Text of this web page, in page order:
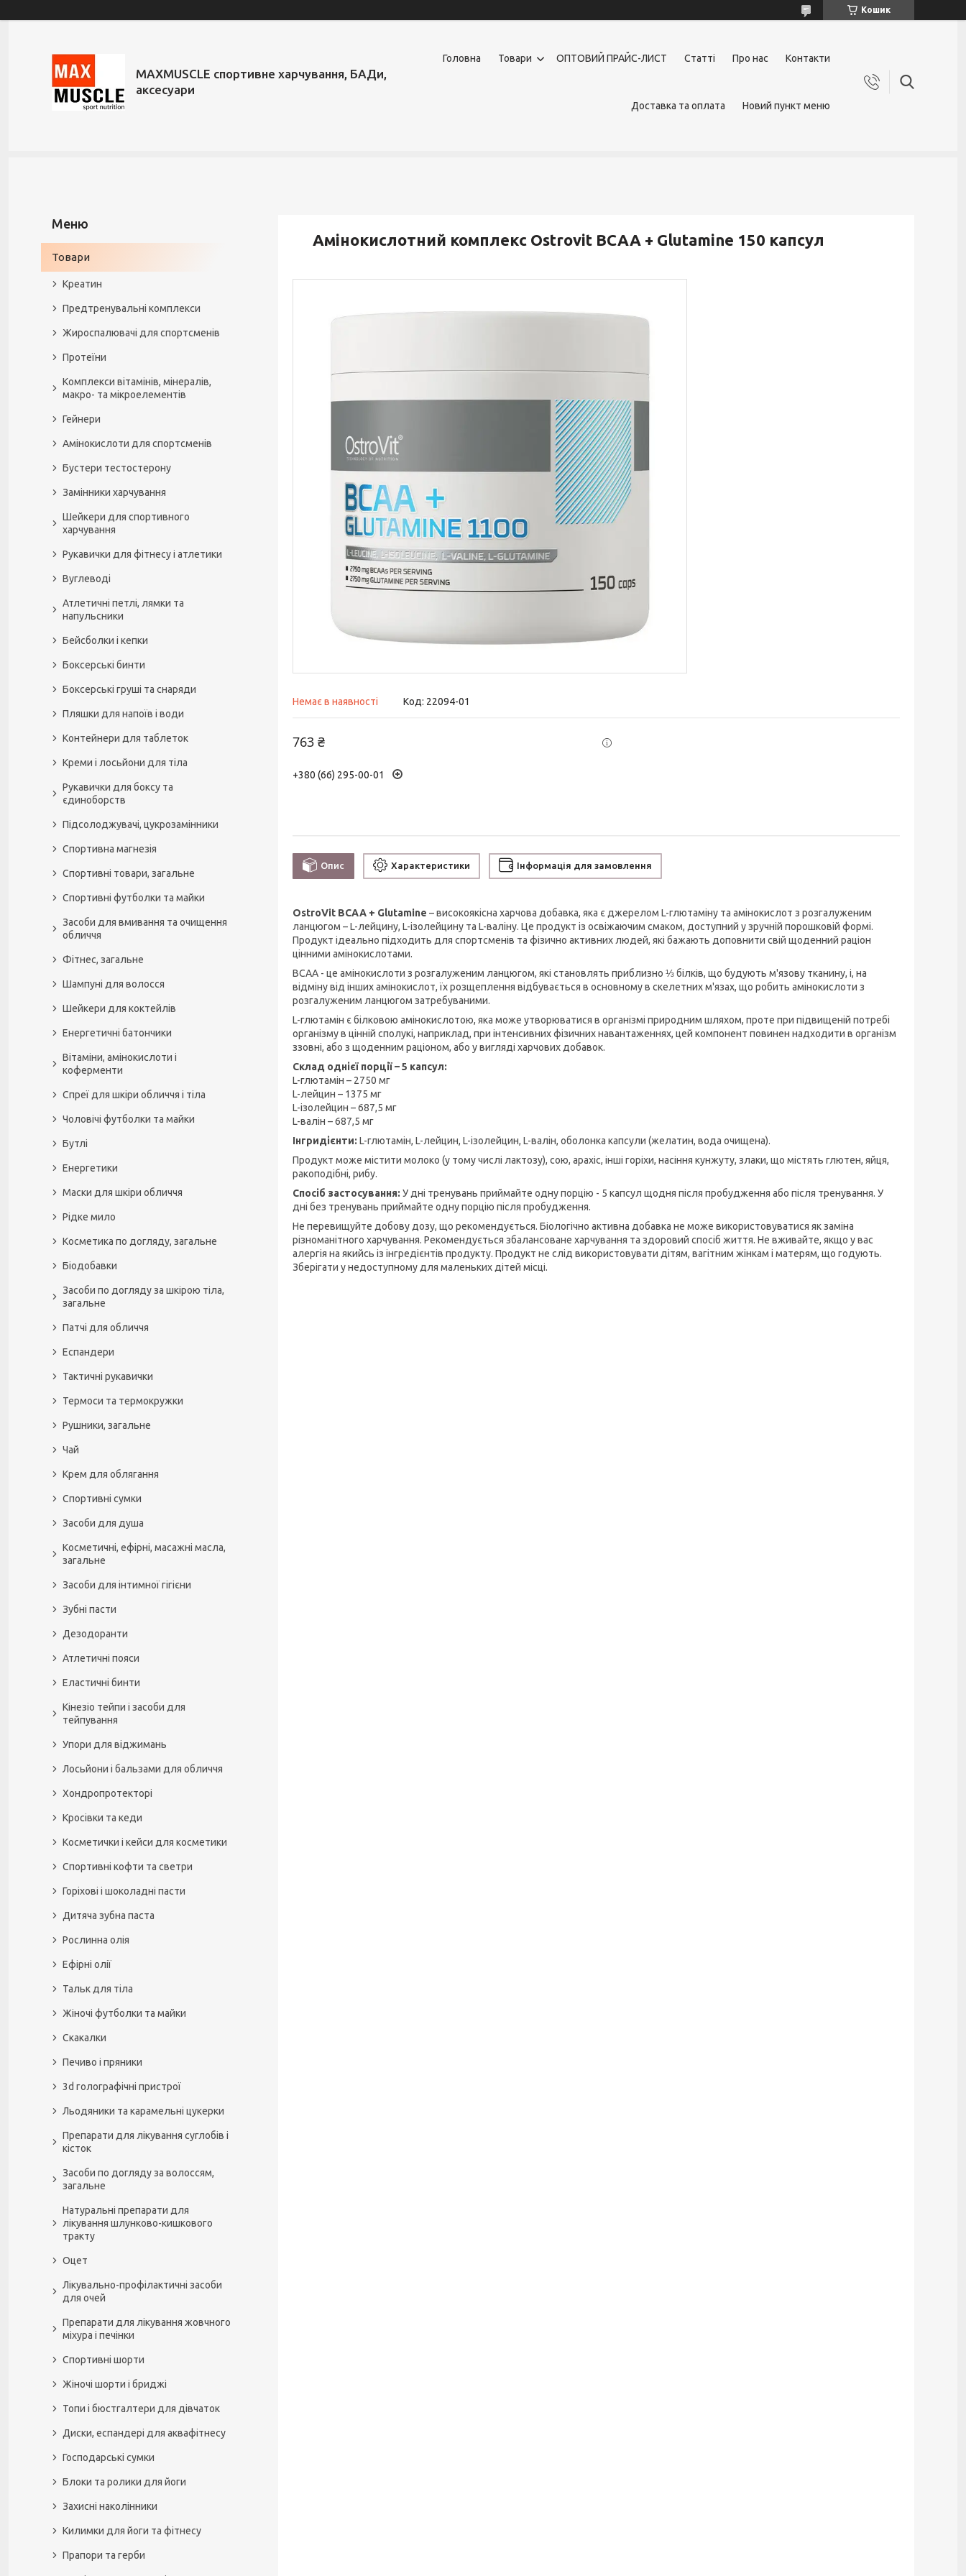
Кошик
MAXMUSCLE спортивне харчування, БАДи,
аксесуари
Головна Товари OПТОВИЙ ПРАЙС-ЛИСТ Статті Про нас Контакти
Доставка та оплата Новий пункт меню
Амінокислотний комплекс Ostrovit BCAA + Glutamine 150 капсул
Немає в наявності Код: 22094-01
763 ₴
+380 (66) 295-00-01
Опис Характеристики Інформація для замовлення
OstroVit BCAA + Glutamine – високоякісна харчова добавка, яка є джерелом L-глютаміну та амінокислот з розгалуженим
ланцюгом – L-лейцину, L-ізолейцину та L-валіну. Це продукт із освіжаючим смаком, доступний у зручній порошковій формі.
Продукт ідеально підходить для спортсменів та фізично активних людей, які бажають доповнити свій щоденний раціон
цінними амінокислотами.
BCAA - це амінокислоти з розгалуженим ланцюгом, які становлять приблизно ⅓ білків, що будують м'язову тканину, і, на
відміну від інших амінокислот, їх розщеплення відбувається в основному в скелетних м'язах, що робить амінокислоти з
розгалуженим ланцюгом затребуваними.
L-глютамін є білковою амінокислотою, яка може утворюватися в організмі природним шляхом, проте при підвищеній потребі
організму в цінній сполукі, наприклад, при інтенсивних фізичних навантаженнях, цей компонент повинен надходити в організм
ззовні, або з щоденним раціоном, або у вигляді харчових добавок.
Склад однієї порції – 5 капсул:
L-глютамін – 2750 мг
L-лейцин – 1375 мг
L-ізолейцин – 687,5 мг
L-валін – 687,5 мг
Інгридієнти: L-глютамін, L-лейцин, L-ізолейцин, L-валін, оболонка капсули (желатин, вода очищена).
Продукт може містити молоко (у тому числі лактозу), сою, арахіс, інші горіхи, насіння кунжуту, злаки, що містять глютен, яйця,
ракоподібні, рибу.
Спосіб застосування: У дні тренувань приймайте одну порцію - 5 капсул щодня після пробудження або після тренування. У
дні без тренувань приймайте одну порцію після пробудження.
Не перевищуйте добову дозу, що рекомендується. Біологічно активна добавка не може використовуватися як заміна
різноманітного харчування. Рекомендується збалансоване харчування та здоровий спосіб життя. Не вживайте, якщо у вас
алергія на якийсь із інгредієнтів продукту. Продукт не слід використовувати дітям, вагітним жінкам і матерям, що годують.
Зберігати у недоступному для маленьких дітей місці.
Товари
Креатин
Предтренувальні комплекси
Жироспалювачі для спортсменів
Протеїни
Комплекси вітамінів, мінералів,
макро- та мікроелементів
Гейнери
Амінокислоти для спортсменів
Бустери тестостерону
Замінники харчування
Шейкери для спортивного
харчування
Рукавички для фітнесу і атлетики
Вуглеводі
Атлетичні петлі, лямки та
напульсники
Бейсболки і кепки
Боксерські бинти
Боксерські груші та снаряди
Пляшки для напоїв і води
Контейнери для таблеток
Креми і лосьйони для тіла
Рукавички для боксу та
єдиноборств
Підсолоджувачі, цукрозамінники
Спортивна магнезія
Спортивні товари, загальне
Спортивні футболки та майки
Засоби для вмивання та очищення
обличчя
Фітнес, загальне
Шампуні для волосся
Шейкери для коктейлів
Енергетичні батончики
Вітаміни, амінокислоти і
коферменти
Спреї для шкіри обличчя і тіла
Чоловічі футболки та майки
Бутлі
Енергетики
Маски для шкіри обличчя
Рідке мило
Косметика по догляду, загальне
Біодобавки
Засоби по догляду за шкірою тіла,
загальне
Патчі для обличчя
Еспандери
Тактичні рукавички
Термоси та термокружки
Рушники, загальне
Чай
Крем для облягання
Спортивні сумки
Засоби для душа
Косметичні, ефірні, масажні масла,
загальне
Засоби для інтимної гігієни
Зубні пасти
Дезодоранти
Атлетичні пояси
Еластичні бинти
Кінезіо тейпи і засоби для
тейпування
Упори для віджимань
Лосьйони і бальзами для обличчя
Хондропротекторі
Кросівки та кеди
Косметички і кейси для косметики
Спортивні кофти та светри
Горіхові і шоколадні пасти
Дитяча зубна паста
Рослинна олія
Ефірні олії
Тальк для тіла
Жіночі футболки та майки
Скакалки
Печиво і пряники
3d голографічні пристрої
Льодяники та карамельні цукерки
Препарати для лікування суглобів і
кісток
Засоби по догляду за волоссям,
загальне
Натуральні препарати для
лікування шлунково-кишкового
тракту
Оцет
Лікувально-профілактичні засоби
для очей
Препарати для лікування жовчного
міхура і печінки
Спортивні шорти
Жіночі шорти і бриджі
Топи і бюстгалтери для дівчаток
Диски, еспандері для аквафітнесу
Господарські сумки
Блоки та ролики для йоги
Захисні наколінники
Килимки для йоги та фітнесу
Прапори та герби